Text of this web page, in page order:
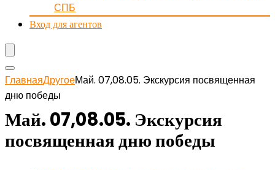
СПБ
Вход для агентов
ГлавнаяДругоеМай. 07,08.05. Экскурсия посвященная
дню победы
Май. 07,08.05. Экскурсия
посвященная дню победы